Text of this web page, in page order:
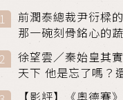
前潤泰總裁尹衍樑
那一碗刻骨銘心的
徐望雲／秦始皇其
天下 他是忘了嗎？
小國：衛國
【影評】《奧德賽